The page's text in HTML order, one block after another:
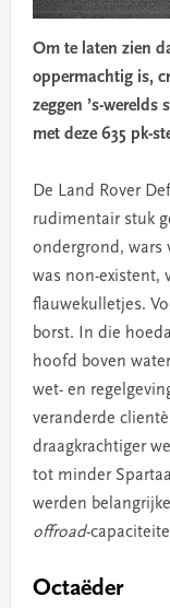
Om te laten zien
oppermachtig is,
zeggen ’s-werelds
met deze 635 pk-
De Land Rover
rudimentair stuk
ondergrond, wars
was non-existent,
flauwekulletjes.
borst. In die
hoofd boven
wet- en
veranderde
draagkrachtiger
tot minder
werden
offroad-
Octaëder